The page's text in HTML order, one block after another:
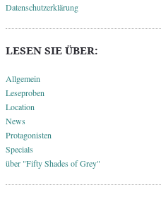
Datenschutzerklärung
LESEN SIE ÜBER:
Allgemein
Leseproben
Location
News
Protagonisten
Specials
über "Fifty Shades of Grey"